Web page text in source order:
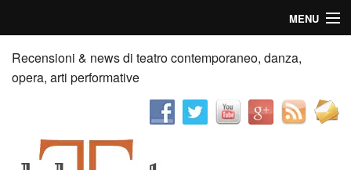
MENU
Home
Recensioni
News
Recensioni & news di teatro contemporaneo, danza,
opera, arti performative